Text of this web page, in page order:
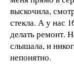
выскочила,
стекла. А у нас
делать ремонт.
слышала, и
непонятно.